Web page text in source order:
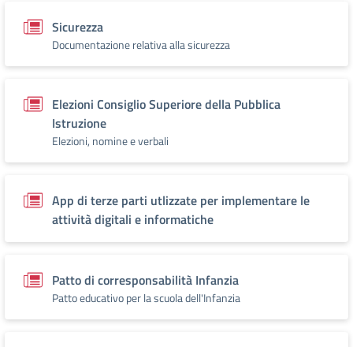
Sicurezza
Documentazione relativa alla sicurezza
Elezioni Consiglio Superiore della Pubblica
Istruzione
Elezioni, nomine e verbali
App di terze parti utlizzate per implementare le
attività digitali e informatiche
Patto di corresponsabilità Infanzia
Patto educativo per la scuola dell'Infanzia